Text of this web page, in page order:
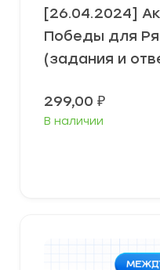
[26.04.2024]
Победы для
(задания и
299,00 ₽
В наличии